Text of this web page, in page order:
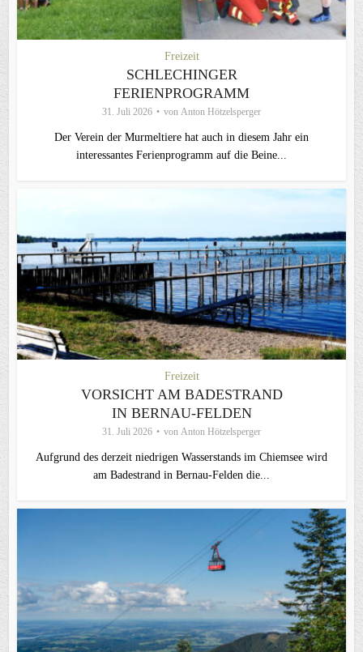
Freizeit
SCHLECHINGER
FERIENPROGRAMM
31. Juli 2026 von Anton Hötzelsperger
Der Verein der Murmeltiere hat auch in diesem Jahr ein
interessantes Ferienprogramm auf die Beine...
Freizeit
VORSICHT AM BADESTRAND
IN BERNAU-FELDEN
31. Juli 2026 von Anton Hötzelsperger
Aufgrund des derzeit niedrigen Wasserstands im Chiemsee wird
am Badestrand in Bernau-Felden die...